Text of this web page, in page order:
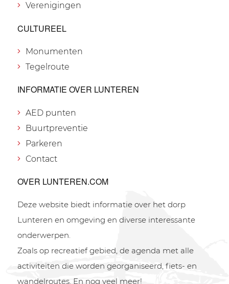
Verenigingen
CULTUREEL
Monumenten
Tegelroute
INFORMATIE OVER LUNTEREN
AED punten
Buurtpreventie
Parkeren
Contact
OVER LUNTEREN.COM
Deze website biedt informatie over het dorp
Lunteren en omgeving en diverse interessante
onderwerpen.
Zoals op recreatief gebied, de agenda met alle
activiteiten die worden georganiseerd, fiets- en
wandelroutes. En nog veel meer!